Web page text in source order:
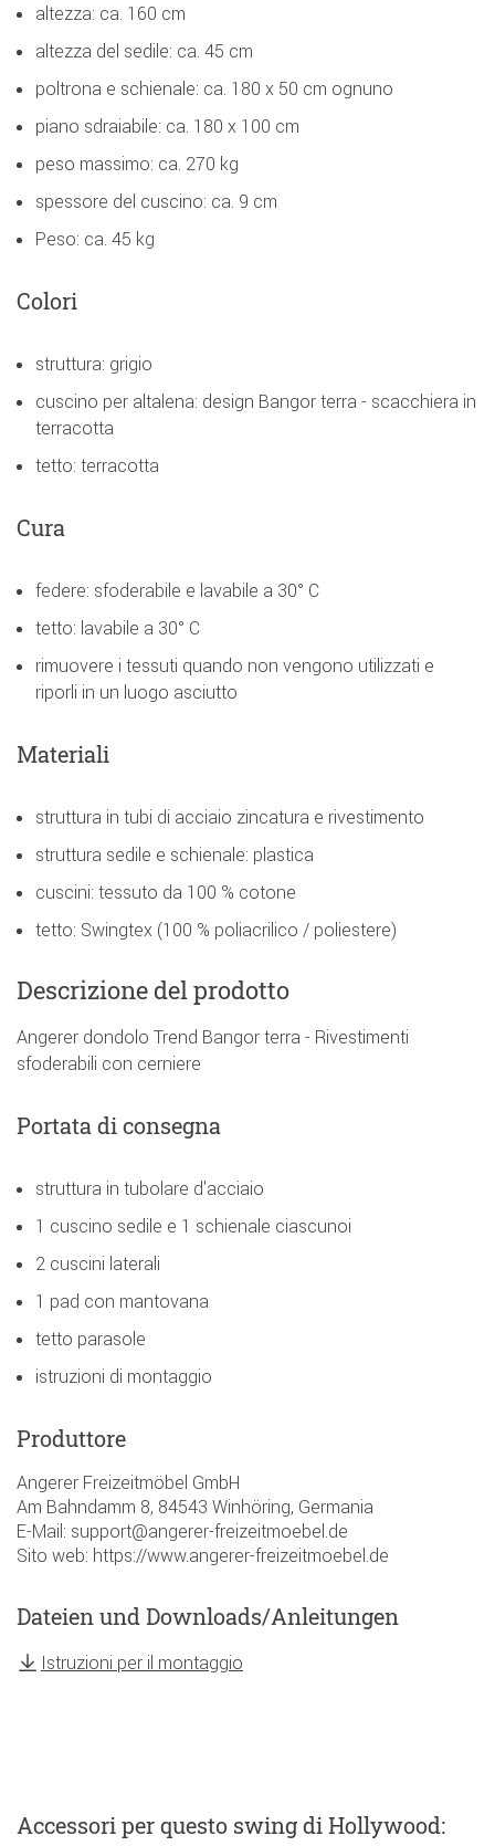
altezza: ca. 160 cm
altezza del sedile: ca. 45 cm
poltrona e schienale: ca. 180 x 50 cm ognuno
piano sdraiabile: ca. 180 x 100 cm
peso massimo: ca. 270 kg
spessore del cuscino: ca. 9 cm
Peso: ca. 45 kg
Colori
struttura: grigio
cuscino per altalena: design Bangor terra - scacchiera in
terracotta
tetto: terracotta
Cura
federe: sfoderabile e lavabile a 30° C
tetto: lavabile a 30° C
rimuovere i tessuti quando non vengono utilizzati e
riporli in un luogo asciutto
Materiali
struttura in tubi di acciaio zincatura e rivestimento
struttura sedile e schienale: plastica
cuscini: tessuto da 100 % cotone
tetto: Swingtex (100 % poliacrilico / poliestere)
Descrizione del prodotto
Angerer dondolo Trend Bangor terra - Rivestimenti
sfoderabili con cerniere
Portata di consegna
struttura in tubolare d'acciaio
1 cuscino sedile e 1 schienale ciascunoi
2 cuscini laterali
1 pad con mantovana
tetto parasole
istruzioni di montaggio
Produttore
Angerer Freizeitmöbel GmbH
Am Bahndamm 8, 84543 Winhöring, Germania
E-Mail: support@angerer-freizeitmoebel.de
Sito web: https://www.angerer-freizeitmoebel.de
Dateien und Downloads/Anleitungen
Istruzioni per il montaggio
Accessoriper questo swing di Hollywood: